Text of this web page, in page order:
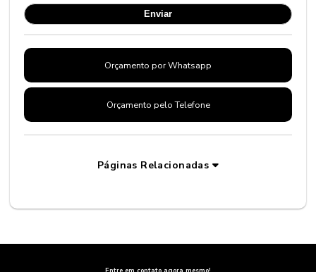
Orçamento por Whatsapp
Orçamento pelo Telefone
Páginas Relacionadas